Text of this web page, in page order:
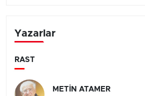
Yazarlar
RAST
METİN ATAMER